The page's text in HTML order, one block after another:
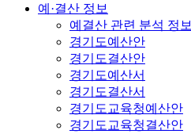
예·결산 정보
예결산 관련 분석 정보
경기도예산안
경기도결산안
경기도예산서
경기도결산서
경기도교육청예산안
경기도교육청결산안